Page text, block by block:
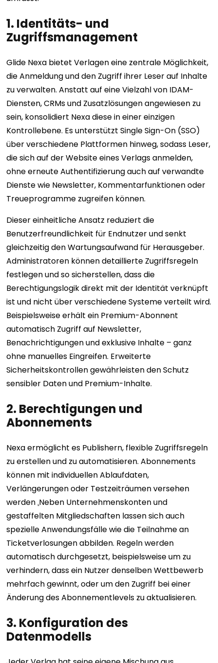
1. Identitäts- und
Zugriffsmanagement
Glide Nexa bietet Verlagen eine zentrale Möglichkeit,
die Anmeldung und den Zugriff ihrer Leser auf Inhalte
zu verwalten. Anstatt auf eine Vielzahl von IDAM-
Diensten, CRMs und Zusatzlösungen angewiesen zu
sein, konsolidiert Nexa diese in einer einzigen
Kontrollebene. Es unterstützt Single Sign-On (SSO)
über verschiedene Plattformen hinweg, sodass Leser,
die sich auf der Website eines Verlags anmelden,
ohne erneute Authentifizierung auch auf verwandte
Dienste wie Newsletter, Kommentarfunktionen oder
Treueprogramme zugreifen können.
Dieser einheitliche Ansatz reduziert die
Benutzerfreundlichkeit für Endnutzer und senkt
gleichzeitig den Wartungsaufwand für Herausgeber.
Administratoren können detaillierte Zugriffsregeln
festlegen und so sicherstellen, dass die
Berechtigungslogik direkt mit der Identität verknüpft
ist und nicht über verschiedene Systeme verteilt wird.
Beispielsweise erhält ein Premium-Abonnent
automatisch Zugriff auf Newsletter,
Benachrichtigungen und exklusive Inhalte – ganz
ohne manuelles Eingreifen. Erweiterte
Sicherheitskontrollen gewährleisten den Schutz
sensibler Daten und Premium-Inhalte.
2. Berechtigungen und
Abonnements
Nexa ermöglicht es Publishern, flexible Zugriffsregeln
zu erstellen und zu automatisieren. Abonnements
können mit individuellen Ablaufdaten,
Verlängerungen oder Testzeiträumen versehen
werden.Neben Unternehmenskonten und
gestaffelten Mitgliedschaften lassen sich auch
spezielle Anwendungsfälle wie die Teilnahme an
Ticketverlosungen abbilden. Regeln werden
automatisch durchgesetzt, beispielsweise um zu
verhindern, dass ein Nutzer denselben Wettbewerb
mehrfach gewinnt, oder um den Zugriff bei einer
Änderung des Abonnementlevels zu aktualisieren.
3. Konfiguration des
Datenmodells